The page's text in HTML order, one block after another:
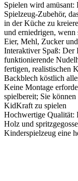
Spielen wird
Spielzeug-Zubehör,
in der Küche zu
und erniedrigen, wenn
Eier, Mehl, Zucker
Interaktiver Spaß: Der
funktionierende
fertigen, realistischen
Backblech köstlich
Keine Montage
spielbereit; Sie
KidKraft zu spielen
Hochwertige Qualität:
Holz und
Kinderspielzeug eine